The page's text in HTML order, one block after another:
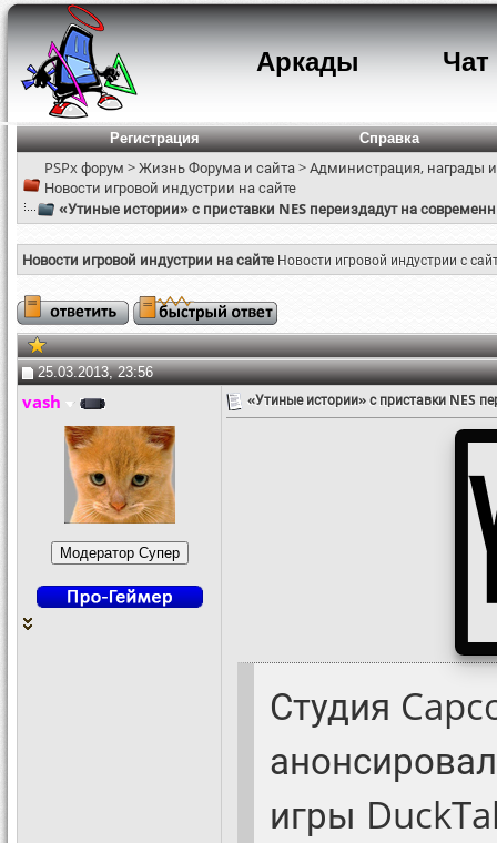
Аркады Чат
Регистрация Справка
PSPx форум >Жизнь Форума и сайта>Администрация, награды
Новости игровой индустрии на сайте
«Утиные истории» с приставки NES переиздадут на
Новости игровой индустрии на сайтеНовости игровой индустрии с
25.03.2013, 23:56
vash «Утиные истории» с приставки NES
Студия
игры